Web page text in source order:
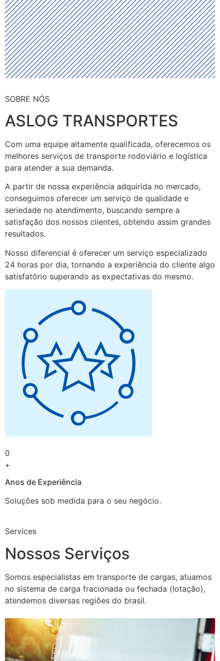
SOBRE NÓS
ASLOG TRANSPORTES
Com uma equipe altamente qualificada, oferecemos os
melhores serviços de transporte rodoviário e logística
para atender a sua demanda.
A partir de nossa experiência adquirida no mercado,
conseguimos oferecer um serviço de qualidade e
seriedade no atendimento, buscando sempre a
satisfação dos nossos clientes, obtendo assim grandes
resultados.
Nosso diferencial é oferecer um serviço especializado
24 horas por dia, tornando a experiência do cliente algo
satisfatório superando as expectativas do mesmo.
0
+
Anos de Experiência
Soluções sob medida para o seu negócio.
Services
Nossos Serviços
Somos especialistas em transporte de cargas, atuamos
no sistema de carga fracionada ou fechada (lotação),
atendemos diversas regiões do brasil.